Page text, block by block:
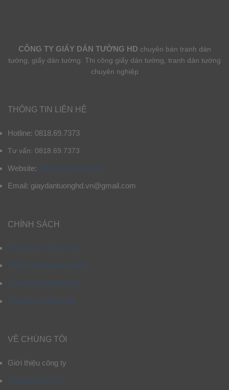
CÔNG TY GIẤY DÁN TƯỜNG HD chuyên bán tranh dán
tường, giấy dán tường. Thi công giấy dán tường, tranh dán tường
chuyên nghiệp
THÔNG TIN LIÊN HỆ
Hotline: 0818.69.7373
Tư vấn: 0818.69.7373
Website: giaydantuonghd.vn
Email: giaydantuonghd.vn@gmail.com
CHÍNH SÁCH
Chính sách mua hàng
Chính sách giao hàng
Chính sách bảo hành
Chính sách bảo mật
VỀ CHÚNG TÔI
Giới thiệu công ty
Thông tin liên hệ